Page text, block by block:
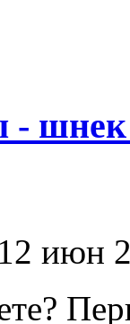
- шнек
12 июн